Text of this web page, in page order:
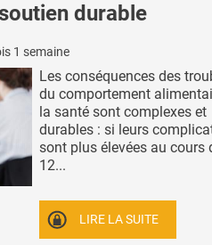
durable
1 semaine
Les conséquences des
du comportement
la santé sont complexes et
durables : si leurs
sont plus élevées au cours
12...
LIRE LA SUITE